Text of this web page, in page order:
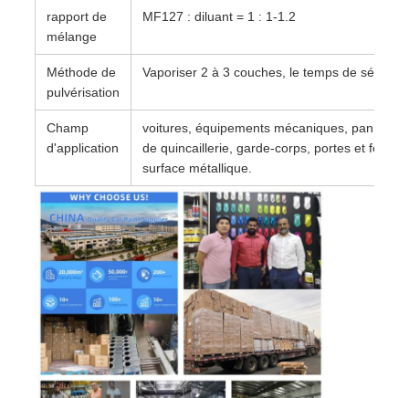
rapport de
mélange
MF127 : diluant = 1 : 1-1.2
Méthode de
pulvérisation
Vaporiser 2 à 3 couches, le temps de
Champ
d'application
voitures, équipements mécaniques,
de quincaillerie, garde-corps, portes et
surface métallique.